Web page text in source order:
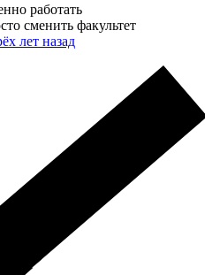
работать
сменить факультет
лет назад